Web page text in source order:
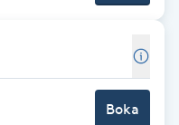
Boka